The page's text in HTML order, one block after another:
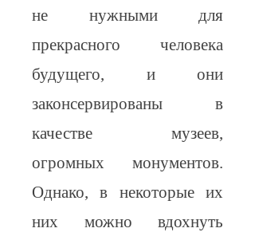
не нужными для
прекрасного человека
будущего, и они
законсервированы в
качестве музеев,
огромных монументов.
Однако, в некоторые их
них можно вдохнуть